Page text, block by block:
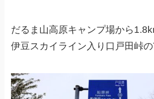
だるま山高原キャンプ場から
伊豆スカイライン入り口戸田峠の